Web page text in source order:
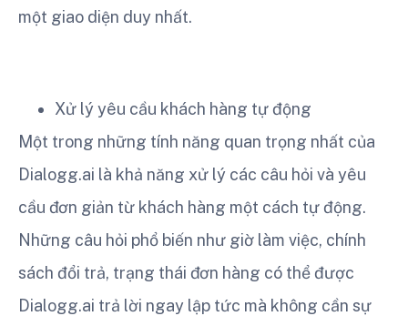
một giao diện duy nhất.
Xử lý yêu cầu khách hàng tự động
Một trong những tính năng quan trọng nhất của
Dialogg.ai là khả năng xử lý các câu hỏi và yêu
cầu đơn giản từ khách hàng một cách tự động.
Những câu hỏi phổ biến như giờ làm việc, chính
sách đổi trả, trạng thái đơn hàng có thể được
Dialogg.ai trả lời ngay lập tức mà không cần sự